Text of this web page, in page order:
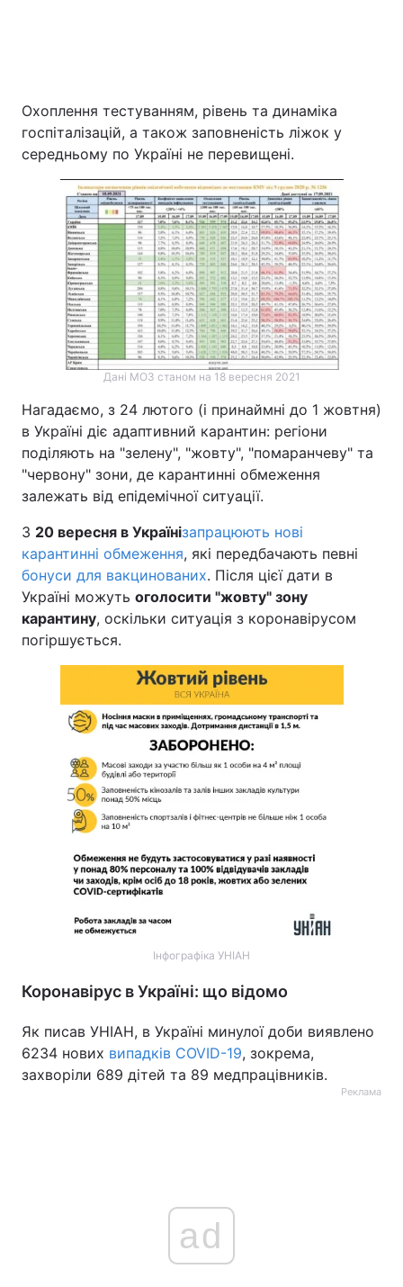
Охоплення тестуванням, рівень та динаміка
госпіталізацій, а також заповненість ліжок у
середньому по Україні не перевищені.
Дані МОЗ станом на 18 вересня 2021
Нагадаємо, з 24 лютого (і принаймні до 1 жовтня)
в Україні діє адаптивний карантин: регіони
поділяють на "зелену", "жовту", "помаранчеву" та
"червону" зони, де карантинні обмеження
залежать від епідемічної ситуації.
З 20 вересня в Українізапрацюють нові
карантинні обмеження, які передбачають певні
бонуси для вакцинованих. Після цієї дати в
Україні можуть оголосити "жовту" зону
карантину, оскільки ситуація з коронавірусом
погіршується.
Інфографіка УНІАН
Коронавірус в Україні: що відомо
Як писав УНІАН, в Україні минулої доби виявлено
6234 нових випадків COVID-19, зокрема,
захворіли 689 дітей та 89 медпрацівників.
Реклама
ad